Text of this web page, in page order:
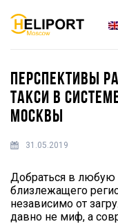
ПЕРСПЕКТИВЫ
ТАКСИ В
МОСКВЫ
31.05.2019
Добраться в любую
близлежащего
независимо от
давно не миф, а